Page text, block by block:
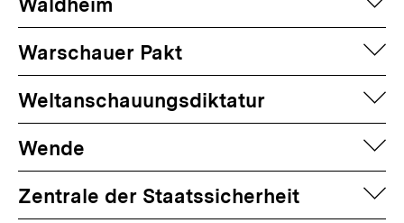
Warschauer Pakt
Weltanschauungsdiktatur
Wende
Zentrale der Staatssicherheit